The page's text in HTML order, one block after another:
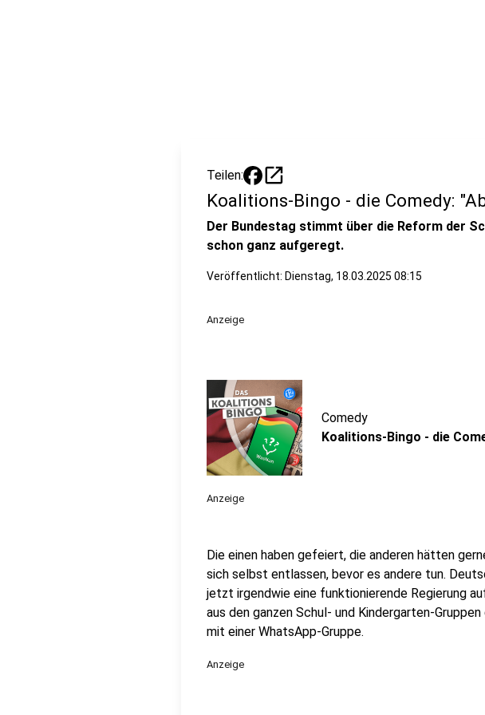
Teilen: open_in_new
Koalitions-Bingo - die Comedy:
Der Bundestag stimmt über die Reform der
schon ganz aufgeregt.
Veröffentlicht: Dienstag, 18.03.2025 08:15
Anzeige
Comedy
Koalitions-Bingo - die
Anzeige
Die einen haben gefeiert, die anderen hätten
sich selbst entlassen, bevor es andere tun.
jetzt irgendwie eine funktionierende Regierung
aus den ganzen Schul- und Kindergarten-
mit einer WhatsApp-Gruppe.
Anzeige